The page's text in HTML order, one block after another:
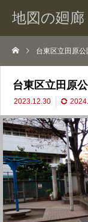
地図の廻廊
台東区立田原公
台東区立田原
2023.12.30